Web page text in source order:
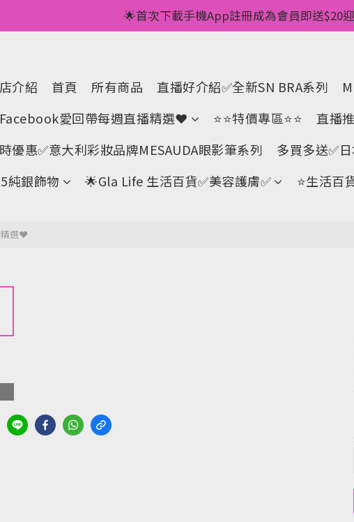
💥正價服裝滿減優惠💥 ✅一件起包順豐 ✅第二件起減$20
🌟首次下載手機App註冊成為會員即送$20
🌟手機App消費儲積分當購物金用🌟消費1元有1
💥正價服裝滿減優惠💥 ✅一件起包順豐 ✅第二件起減$20
介紹 首頁 所有商品 直播好介紹✅全新SN BRA系列
愛回帶每週直播精選❤
⭐⭐特價專區⭐⭐
直播
優惠✅意大利彩妝品牌MESAUDA眼影筆系列
多買多送✅️
純銀飾物
🌟Gla Life 生活百貨✅美容護膚✅ ⭐生活百
精選❤